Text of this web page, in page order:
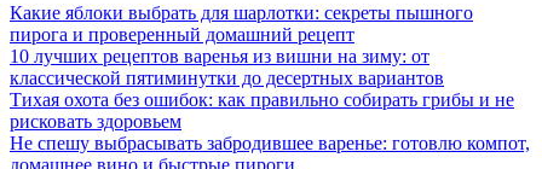
Какие яблоки выбрать для шарлотки: секреты пышного
пирога и проверенный домашний рецепт
10 лучших рецептов варенья из вишни на зиму: от
классической пятиминутки до десертных вариантов
Тихая охота без ошибок: как правильно собирать грибы и не
рисковать здоровьем
Не спешу выбрасывать забродившее варенье: готовлю компот,
домашнее вино и быстрые пироги